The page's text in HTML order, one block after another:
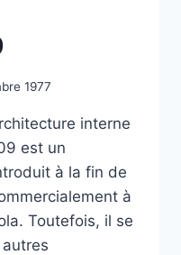
1977
interne
est un
à la fin de
à
Toutefois, il se